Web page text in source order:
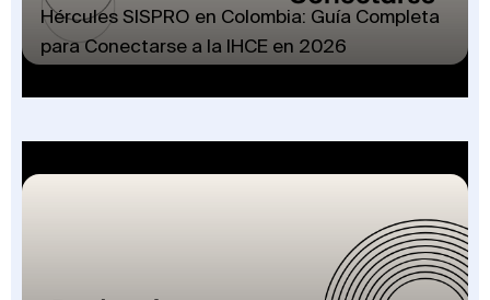
Hércules SISPRO en Colombia: Guía Completa
para Conectarse a la IHCE en 2026